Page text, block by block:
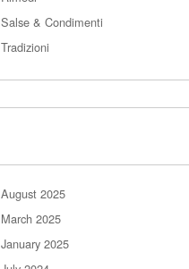
Salse & Condimenti
Tradizioni
August 2025
March 2025
January 2025